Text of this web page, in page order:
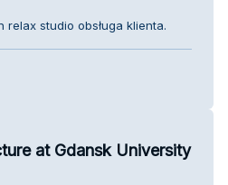
relax studio obsługa klienta.
at Gdansk University